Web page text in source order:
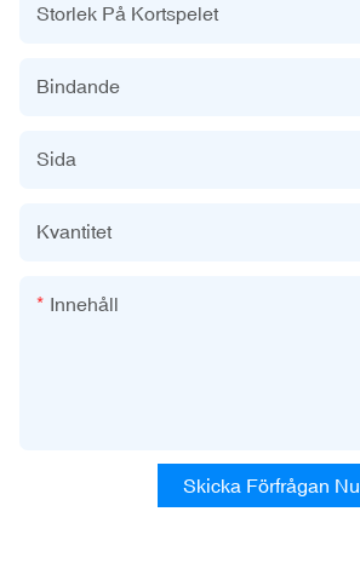
Storlek På Kortspelet
Bindande
Sida
Kvantitet
Innehåll
Skicka Förfrågan Nu